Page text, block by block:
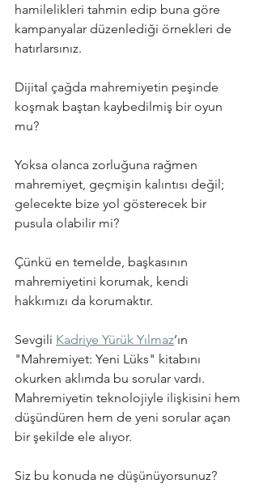
hamilelikleri tahmin edip buna göre
kampanyalar düzenlediği örnekleri de
hatırlarsınız.
Dijital çağda mahremiyetin peşinde
koşmak baştan kaybedilmiş bir oyun
mu?
Yoksa olanca zorluğuna rağmen
mahremiyet, geçmişin kalıntısı değil;
gelecekte bize yol gösterecek bir
pusula olabilir mi?
Çünkü en temelde, başkasının
mahremiyetini korumak, kendi
hakkımızı da korumaktır.
Sevgili Kadriye Yürük Yılmaz’ın
"Mahremiyet: Yeni Lüks" kitabını
okurken aklımda bu sorular vardı.
Mahremiyetin teknolojiyle ilişkisini hem
düşündüren hem de yeni sorular açan
bir şekilde ele alıyor.
Siz bu konuda ne düşünüyorsunuz?